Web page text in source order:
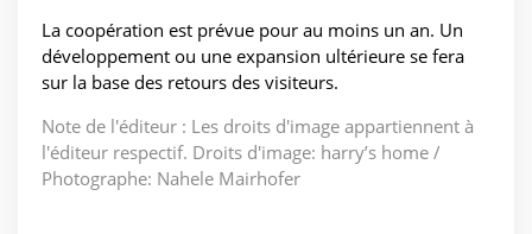
La coopération est prévue pour au moins un an. Un
développement ou une expansion ultérieure se fera
sur la base des retours des visiteurs.
Note de l'éditeur : Les droits d'image appartiennent à
l'éditeur respectif. Droits d'image: harry’s home /
Photographe: Nahele Mairhofer